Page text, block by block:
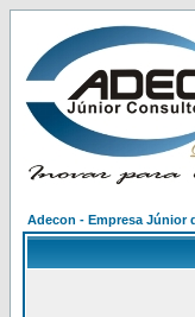
Adecon - Empresa Júnior